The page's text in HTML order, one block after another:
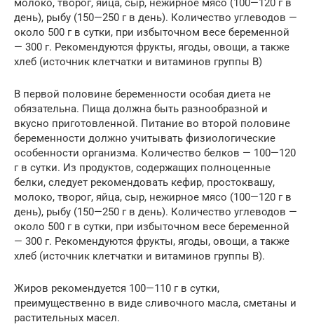
молоко, творог, яйца, сыр, нежирное мясо (100—120 г в
день), рыбу (150—250 г в день). Количество углеводов —
около 500 г в сутки, при избыточном весе беременной
— 300 г. Рекомендуются фрукты, ягоды, овощи, а также
хлеб (источник клетчатки и витаминов группы В)
В первой половине беременности особая диета не
обязательна. Пища должна быть разнообразной и
вкусно приготовленной. Питание во второй половине
беременности должно учитывать физиологические
особенности организма. Количество белков — 100—120
г в сутки. Из продуктов, содержащих полноценные
белки, следует рекомендовать кефир, простоквашу,
молоко, творог, яйца, сыр, нежирное мясо (100—120 г в
день), рыбу (150—250 г в день). Количество углеводов —
около 500 г в сутки, при избыточном весе беременной
— 300 г. Рекомендуются фрукты, ягоды, овощи, а также
хлеб (источник клетчатки и витаминов группы В).
Жиров рекомендуется 100—110 г в сутки,
преимущественно в виде сливочного масла, сметаны и
растительных масел.